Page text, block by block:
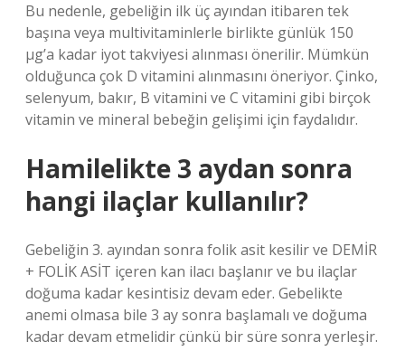
Bu nedenle, gebeliğin ilk üç ayından itibaren tek
başına veya multivitaminlerle birlikte günlük 150
µg’a kadar iyot takviyesi alınması önerilir. Mümkün
olduğunca çok D vitamini alınmasını öneriyor. Çinko,
selenyum, bakır, B vitamini ve C vitamini gibi birçok
vitamin ve mineral bebeğin gelişimi için faydalıdır.
Hamilelikte 3 aydan sonra
hangi ilaçlar kullanılır?
Gebeliğin 3. ayından sonra folik asit kesilir ve DEMİR
+ FOLİK ASİT içeren kan ilacı başlanır ve bu ilaçlar
doğuma kadar kesintisiz devam eder. Gebelikte
anemi olmasa bile 3 ay sonra başlamalı ve doğuma
kadar devam etmelidir çünkü bir süre sonra yerleşir.